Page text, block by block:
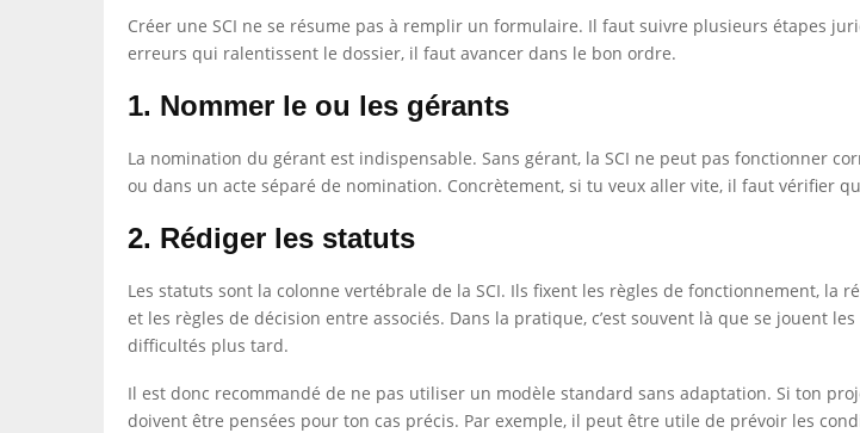
Créer une SCI ne se résume pas à remplir un formulaire. Il faut suivre plusieurs étapes
erreurs qui ralentissent le dossier, il faut avancer dans le bon ordre.
1. Nommer le ou les gérants
La nomination du gérant est indispensable. Sans gérant, la SCI ne peut pas fonctionner
ou dans un acte séparé de nomination. Concrètement, si tu veux aller vite, il faut vérifier
2. Rédiger les statuts
Les statuts sont la colonne vertébrale de la SCI. Ils fixent les règles de fonctionnement,
et les règles de décision entre associés. Dans la pratique, c’est souvent là que se jouent
difficultés plus tard.
Il est donc recommandé de ne pas utiliser un modèle standard sans adaptation. Si ton
doivent être pensées pour ton cas précis. Par exemple, il peut être utile de prévoir les